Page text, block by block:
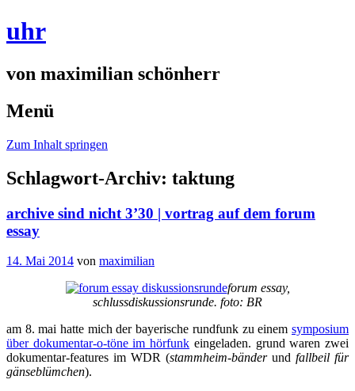
uhr
von maximilian schönherr
Menü
Zum Inhalt springen
Schlagwort-Archiv: taktung
archive sind nicht 3’30 | vortrag auf dem forum
essay
14. Mai 2014 von maximilian
forum essay,
schlussdiskussionsrunde. foto: BR
am 8. mai hatte mich der bayerische rundfunk zu einem symposium
über dokumentar-o-töne im hörfunk eingeladen. grund waren zwei
dokumentar-features im WDR (stammheim-bänderund fallbeil für
gänseblümchen).